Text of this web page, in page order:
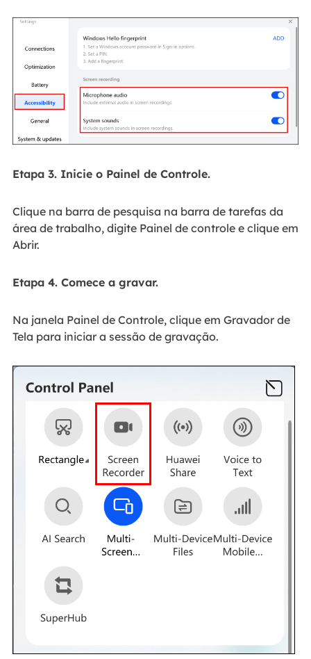
Etapa 3. Inicie o Painel de Controle.
Clique na barra de pesquisa na barra de tarefas da
área de trabalho, digite Painel de controle e clique em
Abrir.
Etapa 4. Comece a gravar.
Na janela Painel de Controle, clique em Gravador de
Tela para iniciar a sessão de gravação.